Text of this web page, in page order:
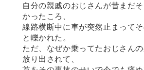
自分の親戚のおじさんが昔まだ
かったころ、
線路横断中に車が突然止まって
と轢かれた。
ただ、なぜか乗ってたおじさん
放り出されて、